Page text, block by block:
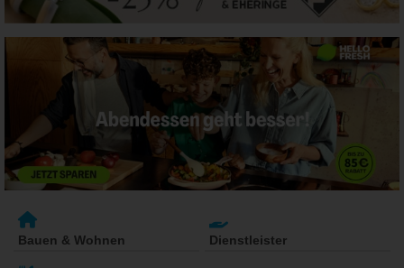
Bauen & Wohnen Dienstleister